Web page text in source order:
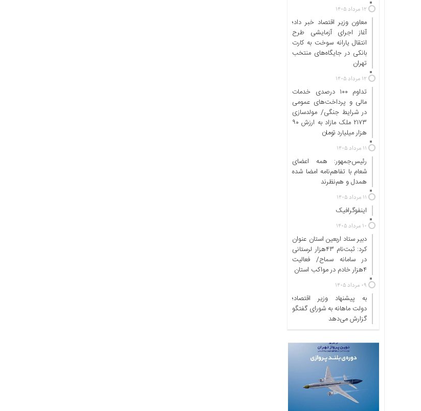
۱۲ مرداد ۱۴۰۵
معاون وزیر اقتصاد خبر داد؛
آغاز اجرای آزمایشی طرح
انتقال یارانه سوخت به کارت
بانکی در جایگاه‌های منتخب
تهران
۱۲ مرداد ۱۴۰۵
تداوم ۱۰۰ درصدی خدمات
مالی و پرداخت‌های عمومی
در شرایط جنگی/ مولدسازی
۲۱۷۳ ملک مازاد به ارزش ۹۰
هزار میلیارد تومان
۱۱ مرداد ۱۴۰۵
رئیس‌جمهور: همه اعضای
شعام با تفاهم‌نامه امضا شده
همدل و هم‌نظرند
۱۱ مرداد ۱۴۰۵
اینفوگرافیک
۱۰ مرداد ۱۴۰۵
دبیر ستاد اربعین استان عنوان
کرد: ثبت‌نام ۴۳هزار لرستانی
در سامانه سماح/ فعالیت
۴هزار خادم در مواکب استان
۰۹ مرداد ۱۴۰۵
به پیشنهاد وزیر اقتصاد؛
دولت ماهانه به شورای گفتگو
گزارش می‌دهد